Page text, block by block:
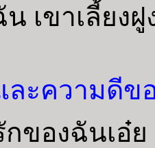
เขาเลี้ยง
ะความดีข
ของฉันเอ๋